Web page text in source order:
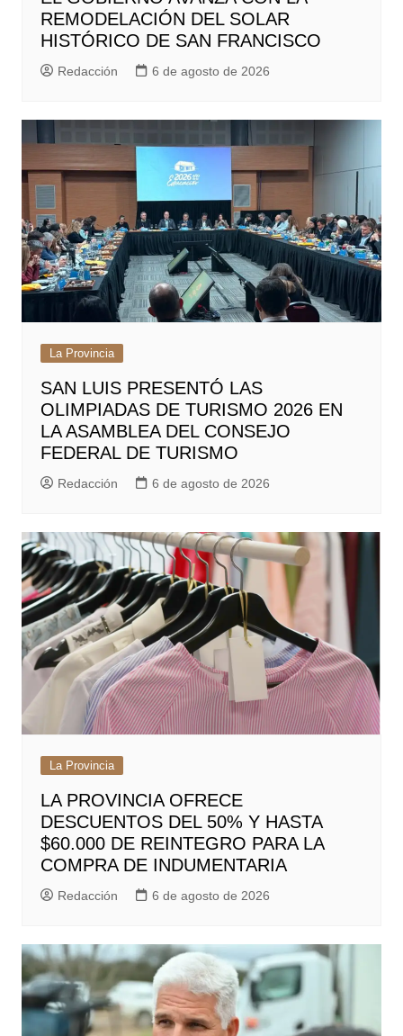
REMODELACIÓN DEL SOLAR
HISTÓRICO DE SAN FRANCISCO
Redacción 6 de agosto de 2026
La Provincia
SAN LUIS PRESENTÓ LAS
OLIMPIADAS DE TURISMO 2026 EN
LA ASAMBLEA DEL CONSEJO
FEDERAL DE TURISMO
Redacción 6 de agosto de 2026
La Provincia
LA PROVINCIA OFRECE
DESCUENTOS DEL 50% Y HASTA
$60.000 DE REINTEGRO PARA LA
COMPRA DE INDUMENTARIA
Redacción 6 de agosto de 2026